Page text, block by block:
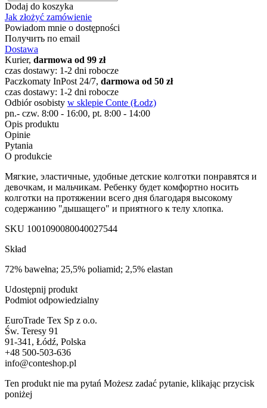
Dodaj do koszyka
Jak złożyć zamówienie
Powiadom mnie o dostępności
Получить по email
Dostawa
Kurier, darmowa od 99 zł
czas dostawy: 1-2 dni robocze
Paczkomaty InPost 24/7, darmowa od 50 zł
czas dostawy: 1-2 dni robocze
Odbiór osobisty w sklepie Conte (Łodz)
pn.- czw. 8:00 - 16:00, pt. 8:00 - 14:00
Opis produktu
Opinie
Pytania
O produkcie
Мягкие, эластичные, удобные детские колготки понравятся и
девочкам, и мальчикам. Ребенку будет комфортно носить
колготки на протяжении всего дня благодаря высокому
содержанию "дышащего" и приятного к телу хлопка.
SKU 1001090080040027544
Skład
72% bawełna; 25,5% poliamid; 2,5% elastan
Udostępnij produkt
Podmiot odpowiedzialny
EuroTrade Tex Sp z o.o.
Św. Teresy 91
91-341, Łódź, Polska
+48 500-503-636
info@conteshop.pl
Ten produkt nie ma pytań Możesz zadać pytanie, klikając przycisk
poniżej